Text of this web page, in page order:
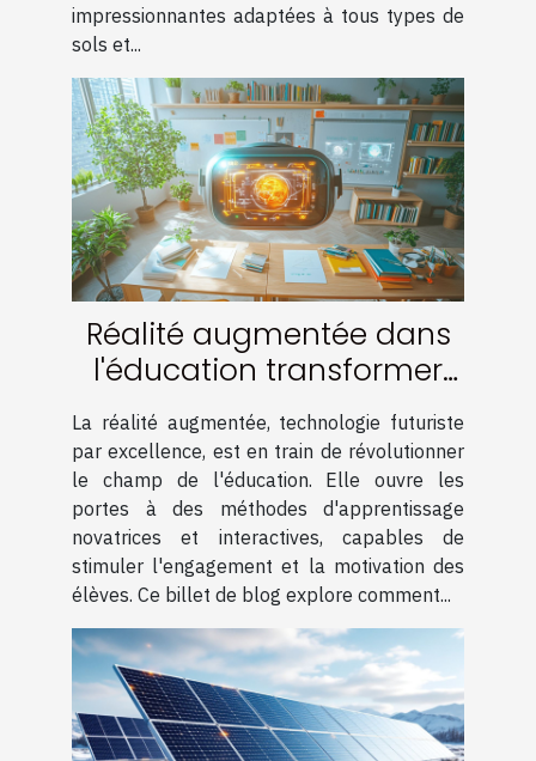
impressionnantes adaptées à tous types de
sols et...
Réalité augmentée dans
l'éducation transformer
l'apprentissage et
l'engagement des élèves
La réalité augmentée, technologie futuriste
par excellence, est en train de révolutionner
le champ de l'éducation. Elle ouvre les
portes à des méthodes d'apprentissage
novatrices et interactives, capables de
stimuler l'engagement et la motivation des
élèves. Ce billet de blog explore comment...